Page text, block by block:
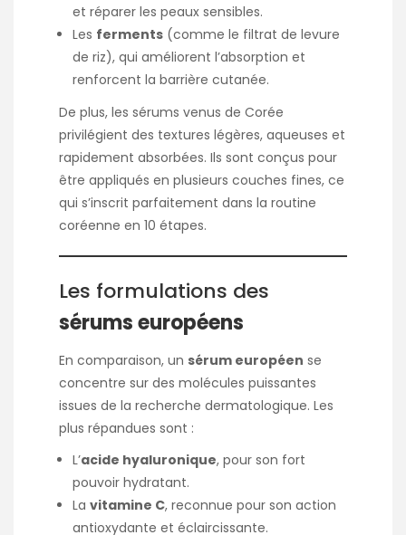
et réparer les peaux sensibles.
Les ferments (comme le filtrat de levure
de riz), qui améliorent l’absorption et
renforcent la barrière cutanée.
De plus, les sérums venus de Corée
privilégient des textures légères, aqueuses et
rapidement absorbées. Ils sont conçus pour
être appliqués en plusieurs couches fines, ce
qui s’inscrit parfaitement dans la routine
coréenne en 10 étapes.
Les formulations des
sérums européens
En comparaison, un sérum européen se
concentre sur des molécules puissantes
issues de la recherche dermatologique. Les
plus répandues sont :
L’acide hyaluronique, pour son fort
pouvoir hydratant.
La vitamine C, reconnue pour son action
antioxydante et éclaircissante.